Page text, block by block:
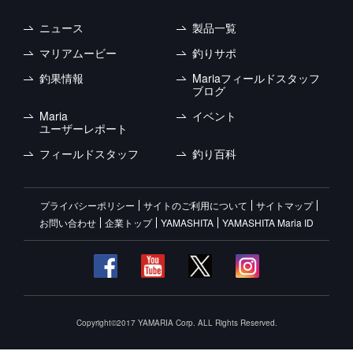
ニュース
製品一覧
マリアムービー
釣りサポ
釣果情報
Mariaフィールドスタッフ
ブログ
Maria
ユーザーレポート
イベント
フィールドスタッフ 釣り百科
プライバシーポリシー サイトのご利用について
サイトマップ
お問い合わせ
企業トップ YAMASHITA YAMASHITA Maria ID
Copyright©2017 YAMARIA Corp. ALL Rights Reserved.